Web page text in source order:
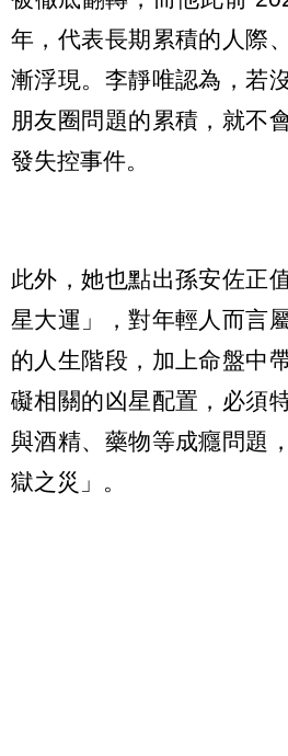
年，代表長期累積的人際
漸浮現。李靜唯認為，若
朋友圈問題的累積，就不
發失控事件。
此外，她也點出孫安佐正
星大運」，對年輕人而言
的人生階段，加上命盤中
礙相關的凶星配置，必須
與酒精、藥物等成癮問題
獄之災」。